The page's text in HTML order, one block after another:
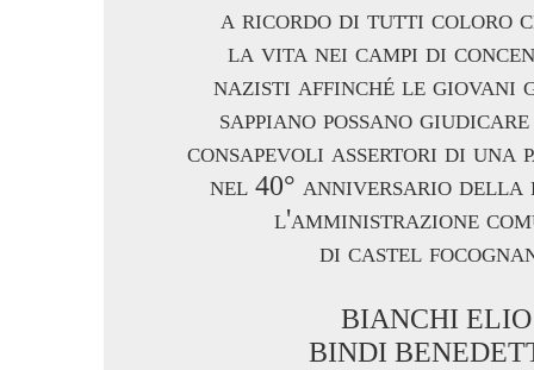
a ricordo di tutti coloro
la vita nei campi di
nazisti affinché le giovani
sappiano possano
consapevoli assertori di una
nel 40° anniversario della
l'amministrazione
di castel
BIANCHI ELIO
BINDI